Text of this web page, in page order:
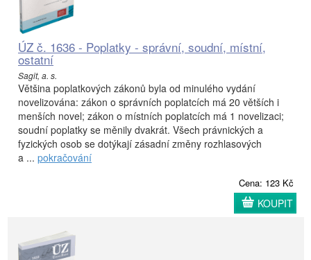
ÚZ č. 1636 - Poplatky - správní, soudní, místní,
ostatní
Sagit, a. s.
Většina poplatkových zákonů byla od minulého vydání
novelizována: zákon o správních poplatcích má 20 větších i
menších novel; zákon o místních poplatcích má 1 novelizaci;
soudní poplatky se měnily dvakrát. Všech právnických a
fyzických osob se dotýkají zásadní změny rozhlasových
a ... pokračování
Cena: 123 Kč
KOUPIT